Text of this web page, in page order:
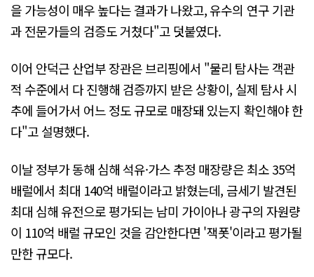
을 가능성이 매우 높다는 결과가 나왔고, 유수의 연구 기관
과 전문가들의 검증도 거쳤다"고 덧붙였다.
이어 안덕근 산업부 장관은 브리핑에서 "물리 탐사는 객관
적 수준에서 다 진행해 검증까지 받은 상황이, 실제 탐사 시
추에 들어가서 어느 정도 규모로 매장돼 있는지 확인해야 한
다"고 설명했다.
이날 정부가 동해 심해 석유·가스 추정 매장량은 최소 35억
배럴에서 최대 140억 배럴이라고 밝혔는데, 금세기 발견된
최대 심해 유전으로 평가되는 남미 가이아나 광구의 자원량
이 110억 배럴 규모인 것을 감안한다면 '잭폿'이라고 평가될
만한 규모다.